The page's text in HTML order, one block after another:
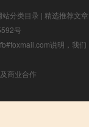
站分类目录 | 精选推荐文章
号
说明，我们
商业合作